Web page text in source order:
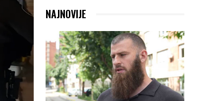
NAJNOVIJE